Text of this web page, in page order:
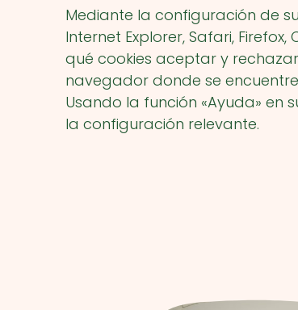
Mediante la configuración de
Internet Explorer, Safari,
qué cookies aceptar y
navegador donde se
Usando la función «Ayuda» en
la configuración relevante.